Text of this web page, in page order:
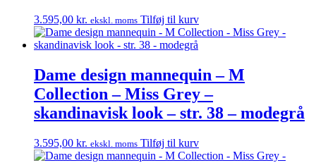
3.595,00 kr. ekskl. moms Tilføj til kurv
Dame design mannequin – M
Collection – Miss Grey –
skandinavisk look – str. 38 – modegrå
3.595,00 kr. ekskl. moms Tilføj til kurv